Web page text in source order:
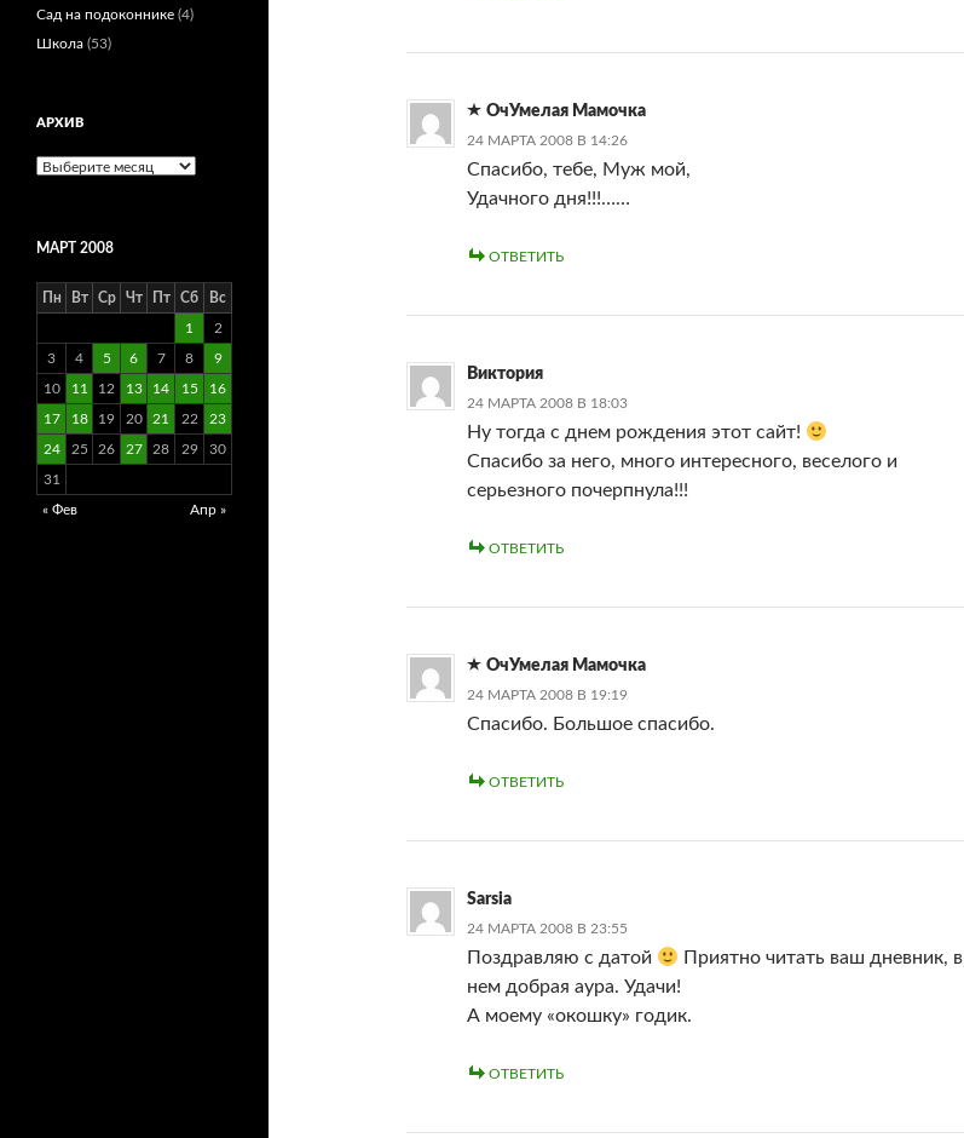
ОчУмелая Мамочка
24 МАРТА 2008 В 14:26
Спасибо, тебе, Муж мой,
Удачного дня!!!……
ОТВЕТИТЬ
Виктория
24 МАРТА 2008 В 18:03
Ну тогда с днем рождения этот сайт!
Спасибо за него, много интересного, веселого и
серьезного почерпнула!!!
ОТВЕТИТЬ
ОчУмелая Мамочка
24 МАРТА 2008 В 19:19
Спасибо. Большое спасибо.
ОТВЕТИТЬ
Sarsia
24 МАРТА 2008 В 23:55
Поздравляю с датой
Приятно читать ваш дневник, в
нем добрая аура. Удачи!
А моему «окошку» годик.
ОТВЕТИТЬ
Сад на подоконнике (4)
Школа (53)
АРХИВ
Архив
МАРТ 2008
Пн Вт Ср Чт Пт Сб Вс
1 2
3 4 5 6 7 8 9
10 11 12 13 14 15 16
17 18 19 20 21 22 23
24 25 26 27 28 29 30
31
« Фев Апр »